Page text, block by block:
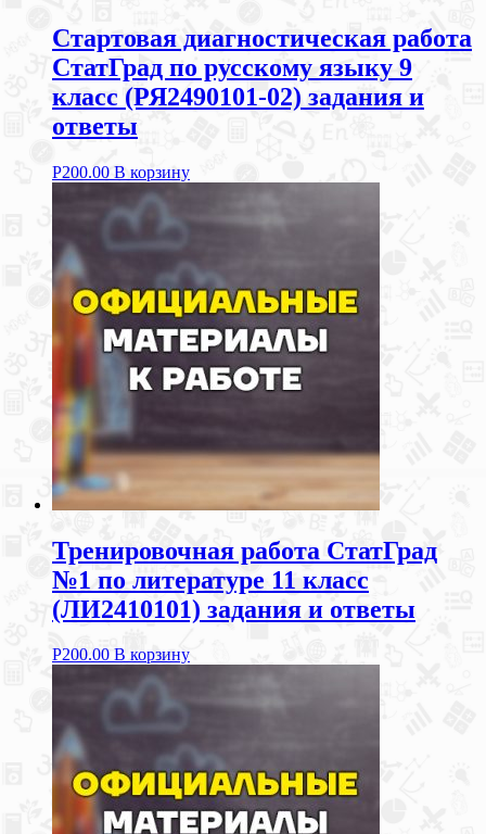
Стартовая диагностическая работа
СтатГрад по русскому языку 9
класс (РЯ2490101-02) задания и
ответы
Р200.00 В корзину
Тренировочная работа СтатГрад
№1 по литературе 11 класс
(ЛИ2410101) задания и ответы
Р200.00 В корзину